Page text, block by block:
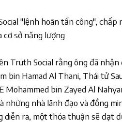
"lệnh hoãn tấn công", chấp
cơ sở năng lượng
Truth Social rằng ông đã nhận
bin Hamad Al Thani, Thái tử
Mohammed bin Zayed Al
những nhà lãnh đạo và đồng
diễn ra, một thỏa thuận sẽ đạt